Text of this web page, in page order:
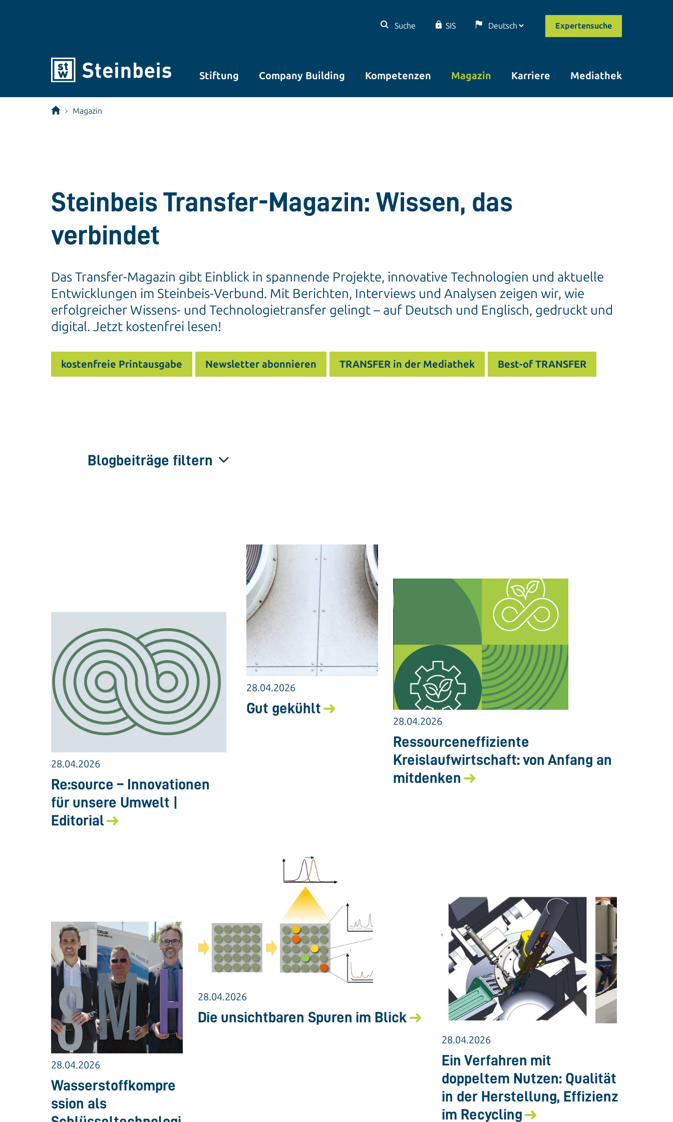
Suche SIS Expertensuche
Stiftung Company Building Kompetenzen Magazin Karriere Mediathek
Magazin
Steinbeis Transfer-Magazin: Wissen, das
verbindet
Das Transfer-Magazin gibt Einblick in spannende Projekte, innovative Technologien und aktuelle
Entwicklungen im Steinbeis-Verbund. Mit Berichten, Interviews und Analysen zeigen wir, wie
erfolgreicher Wissens- und Technologietransfer gelingt – auf Deutsch und Englisch, gedruckt und
digital. Jetzt kostenfrei lesen!
kostenfreie Printausgabe Newsletter abonnieren TRANSFER in der Mediathek Best-of TRANSFER
Blogbeiträge filtern
28.04.2026
Re:source – Innovationen
für unsere Umwelt |
Editorial
28.04.2026
Gut gekühlt
28.04.2026
Ressourceneffiziente
Kreislaufwirtschaft: von Anfang an
mitdenken
28.04.2026
Wasserstoffkompre
ssion als
28.04.2026
Die unsichtbaren Spuren im Blick
28.04.2026
Ein Verfahren mit
doppeltem Nutzen: Qualität
in der Herstellung, Effizienz
im Recycling